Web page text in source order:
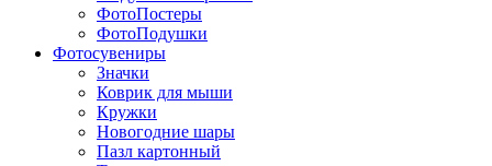
ФотоПостеры
ФотоПодушки
Фотоcувениры
Значки
Коврик для мыши
Кружки
Новогодние шары
Пазл картонный